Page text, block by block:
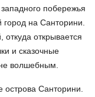
побережья
город на Санторини.
открывается
и сказочные
волшебным.
острова Санторини.